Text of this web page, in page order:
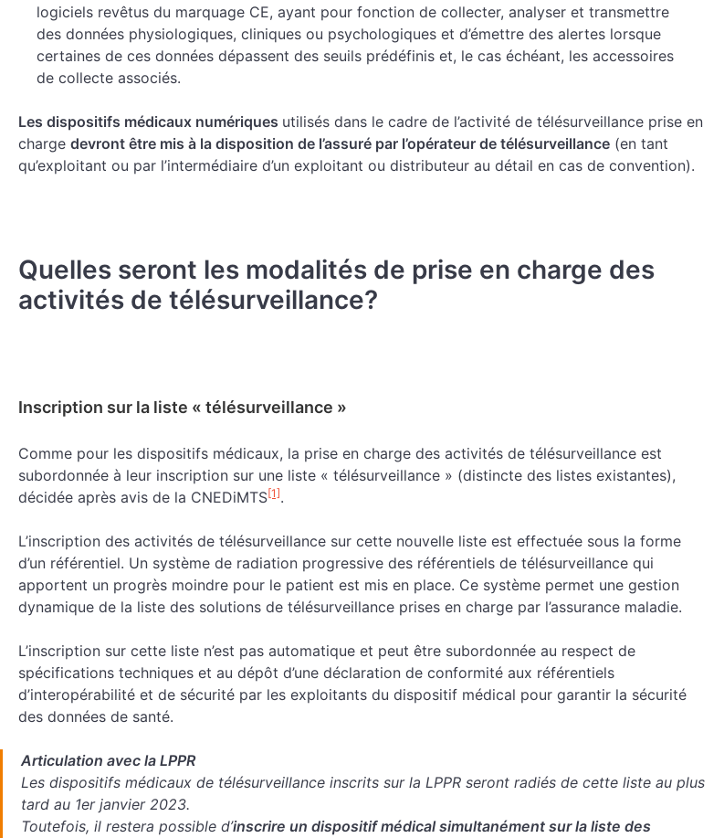
logiciels revêtus du marquage CE, ayant pour fonction de collecter, analyser et transmettre
des données physiologiques, cliniques ou psychologiques et d’émettre des alertes lorsque
certaines de ces données dépassent des seuils prédéfinis et, le cas échéant, les accessoires
de collecte associés.
Les dispositifs médicaux numériques utilisés dans le cadre de l’activité de télésurveillance prise en
charge devront être mis à la disposition de l’assuré par l’opérateur de télésurveillance (en tant
qu’exploitant ou par l’intermédiaire d’un exploitant ou distributeur au détail en cas de convention).
Quelles seront les modalités de prise en charge des
activités de télésurveillance?
Inscription sur la liste « télésurveillance »
Comme pour les dispositifs médicaux, la prise en charge des activités de télésurveillance est
subordonnée à leur inscription sur une liste « télésurveillance » (distincte des listes existantes),
décidée après avis de la CNEDiMTS[1].
L’inscription des activités de télésurveillance sur cette nouvelle liste est effectuée sous la forme
d’un référentiel. Un système de radiation progressive des référentiels de télésurveillance qui
apportent un progrès moindre pour le patient est mis en place. Ce système permet une gestion
dynamique de la liste des solutions de télésurveillance prises en charge par l’assurance maladie.
L’inscription sur cette liste n’est pas automatique et peut être subordonnée au respect de
spécifications techniques et au dépôt d’une déclaration de conformité aux référentiels
d’interopérabilité et de sécurité par les exploitants du dispositif médical pour garantir la sécurité
des données de santé.
Articulation avec la LPPR
Les dispositifs médicaux de télésurveillance inscrits sur la LPPR seront radiés de cette liste au plus
tard au 1er janvier 2023.
Toutefois, il restera possible d’inscrire un dispositif médical simultanément sur la liste des